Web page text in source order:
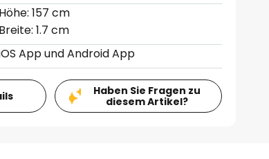
Höhe: 157 cm
Breite: 1.7 cm
App und Android App
Haben Sie Fragen zu
diesem Artikel?